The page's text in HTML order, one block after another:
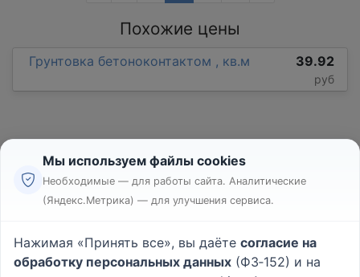
Похожие цены
Грунтовка бетоноконтактом , кв.м 39.92
руб
Реклама
Пользовательское соглашение
Политика конфиденциальности
Мы используем файлы cookies
Необходимые — для работы сайта. Аналитические
(Яндекс.Метрика) — для улучшения сервиса.
Нажимая «Принять все», вы даёте согласие на
обработку персональных данных (ФЗ‑152) и на